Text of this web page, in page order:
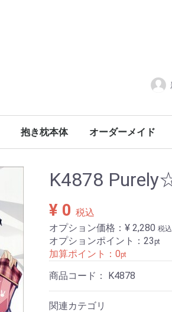
抱き枕本体 オーダーメイド
K4878
¥ 0 税込
オプション価格：¥ 2,280 税込
オプションポイント： 23 pt
加算ポイント： 0pt
商品コード： K4878
関連カテゴリ